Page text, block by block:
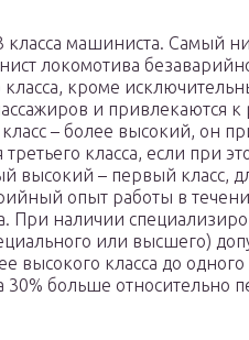
машиниста. Самый
локомотива
кроме
и привлекаются к
– более высокий, он
третьего класса, если при
высокий – первый класс,
опыт работы в
При наличии
или высшего)
высокого класса до
30% больше относительно